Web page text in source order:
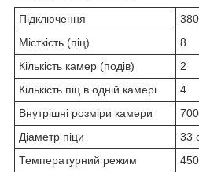
Підключення
Місткість (піц)
8
Кількість камер (подів)
2
Кількість піц в одній камері
4
Внутрішні розміри камери
Діаметр піци
33
Температурний режим